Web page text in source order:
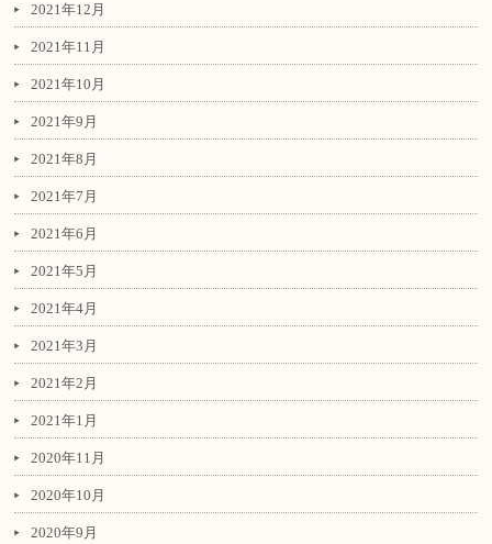
2021年12月
2021年11月
2021年10月
2021年9月
2021年8月
2021年7月
2021年6月
2021年5月
2021年4月
2021年3月
2021年2月
2021年1月
2020年11月
2020年10月
2020年9月